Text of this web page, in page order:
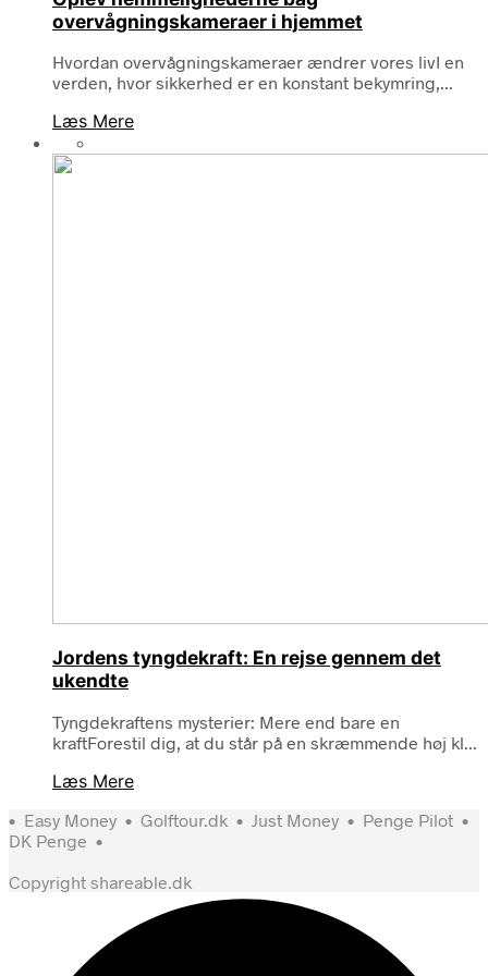
overvågningskameraer i hjemmet
Hvordan overvågningskameraer ændrer vores livI en
verden, hvor sikkerhed er en konstant bekymring,...
Læs Mere
Jordens tyngdekraft: En rejse gennem det
ukendte
Tyngdekraftens mysterier: Mere end bare en
kraftForestil dig, at du står på en skræmmende høj kl...
Læs Mere
• Easy Money • Golftour.dk • Just Money • Penge Pilot •
DK Penge •
Copyright shareable.dk